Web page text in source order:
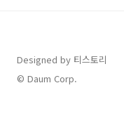
Designed by 티스토리
© Daum Corp.